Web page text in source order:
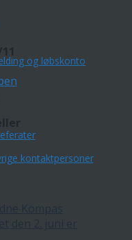
og løbskonto
kontaktpersoner
Kompas
den 2. juni er